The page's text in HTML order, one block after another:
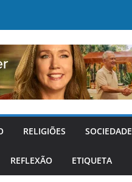
RELIGIÕES SOCIEDADE
REFLEXÃO ETIQUETA